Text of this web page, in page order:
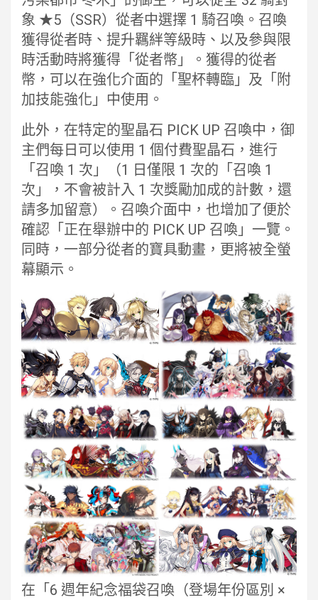
象 ★5（SSR）從者中選擇 1 騎召喚。召喚
獲得從者時、提升羈絆等級時、以及參與限
時活動時將獲得「從者幣」。獲得的從者
幣，可以在強化介面的「聖杯轉臨」及「附
加技能強化」中使用。
此外，在特定的聖晶石 PICK UP 召喚中，御
主們每日可以使用 1 個付費聖晶石，進行
「召喚 1 次」（1 日僅限 1 次的「召喚 1
次」，不會被計入 1 次獎勵加成的計數，還
請多加留意）。召喚介面中，也增加了便於
確認「正在舉辦中的 PICK UP 召喚」一覽。
同時，一部分從者的寶具動畫，更將被全螢
幕顯示。
在「6 週年紀念福袋召喚（登場年份區別 ×